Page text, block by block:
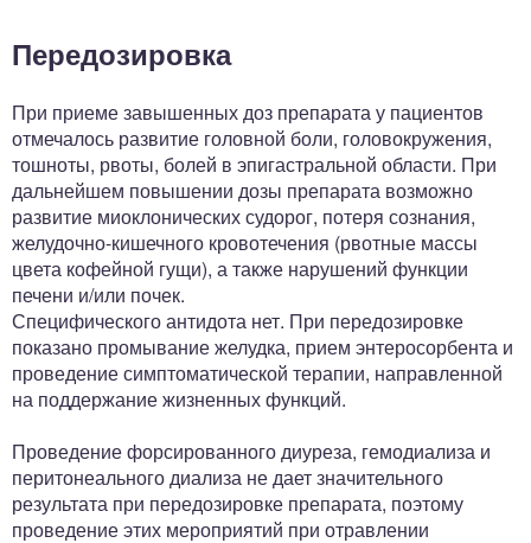
Передозировка
При приеме завышенных доз препарата у пациентов
отмечалось развитие головной боли, головокружения,
тошноты, рвоты, болей в эпигастральной области. При
дальнейшем повышении дозы препарата возможно
развитие миоклонических судорог, потеря сознания,
желудочно-кишечного кровотечения (рвотные массы
цвета кофейной гущи), а также нарушений функции
печени и/или почек.
Специфического антидота нет. При передозировке
показано промывание желудка, прием энтеросорбента и
проведение симптоматической терапии, направленной
на поддержание жизненных функций.
Проведение форсированного диуреза, гемодиализа и
перитонеального диализа не дает значительного
результата при передозировке препарата, поэтому
проведение этих мероприятий при отравлении